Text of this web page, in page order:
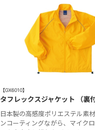
【GX6010】
タフレックスジャケット （裏
日本製の高感度ポリエステル素
ンコーティングながら、マイク